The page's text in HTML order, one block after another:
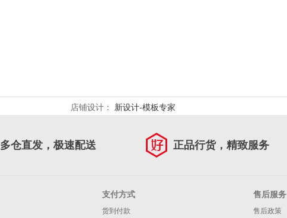
店铺设计： 新设计-模板专家
多仓直发，极速配送 正品行货，精致服务
支付方式
货到付款
售后服务
售后政策